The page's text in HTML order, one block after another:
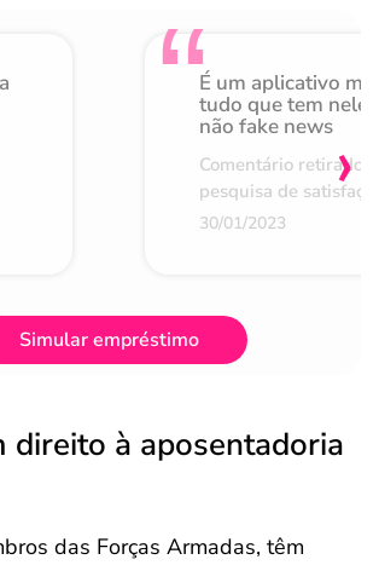
É um aplicativo
tudo que tem nele
não fake news
Comentário retirado
pesquisa de
30/01/2023
›
Simular empréstimo
direito à aposentadoria
das Forças Armadas, têm